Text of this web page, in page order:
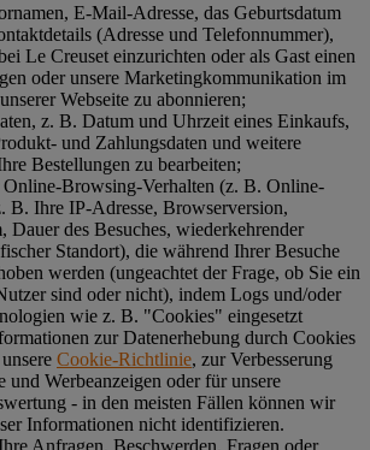
E-Mail-Adresse, das Geburtsdatum
(Adresse und Telefonnummer),
Le Creuset einzurichten oder als Gast einen
oder unsere Marketingkommunikation im
Webseite zu abonnieren;
z. B. Datum und Uhrzeit eines Einkaufs,
und Zahlungsdaten und weitere
Bestellungen zu bearbeiten;
Browsing-Verhalten (z. B. Online-
B. Ihre IP-Adresse, Browserversion,
Dauer des Besuches, wiederkehrender
Standort), die während Ihrer Besuche
werden (ungeachtet der Frage, ob Sie ein
sind oder nicht), indem Logs und/oder
wie z. B. "Cookies" eingesetzt
zur Datenerhebung durch Cookies
Cookie-Richtlinie, zur Verbesserung
und Werbeanzeigen oder für unsere
- in den meisten Fällen können wir
Informationen nicht identifizieren.
Anfragen, Beschwerden, Fragen oder